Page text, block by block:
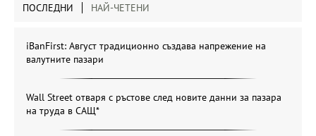
ПОСЛЕДНИ НАЙ-ЧЕТЕНИ
iBanFirst: Август традиционно създава напрежение на
валутните пазари
Wall Street отваря с ръстове след новите данни за пазара
на труда в САЩ*